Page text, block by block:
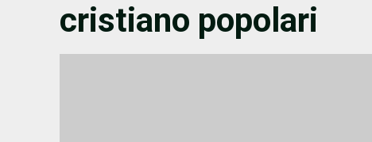
cristiano popolari